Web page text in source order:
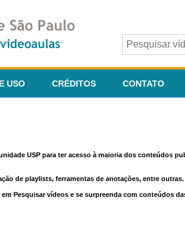
USO CRÉDITOS CONTATO
USP para ter acesso à maioria dos conteúdos
de playlists, ferramentas de anotações, entre
Pesquisar vídeos e se surpreenda com conteúdos